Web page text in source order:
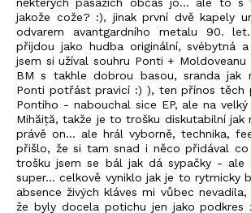
jakože cože? :), jinak první dvě kapely
odvarem avantgardního metalu 90.
přijdou jako hudba originální, svébytná
jsem si užíval souhru Ponti + Moldoveanu
BM s takhle dobrou basou, sranda jak
Ponti potřást pravicí :) ), ten přínos těch
Pontiho - nabouchal sice EP, ale na
Mihăiță, takže je to trošku diskutabilní jak
právě on... ale hrál vyborně, technika,
přišlo, že si tam snad i něco přidával co
trošku jsem se bál jak dá sypačky -
super... celkově vyniklo jak je to rytmicky
absence živých kláves mi vůbec
že byly docela potichu jen jako